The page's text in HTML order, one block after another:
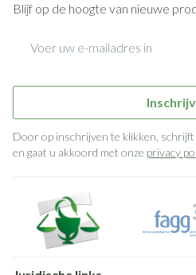
Blijf op de hoogte van nieuwe
Door op inschrijven te klikken,
en gaat u akkoord met onze privacy